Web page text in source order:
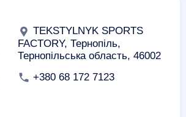
TEKSTYLNYK SPORTS
FACTORY, Тернопіль,
Тернопільська область, 46002
+380 68 172 7123